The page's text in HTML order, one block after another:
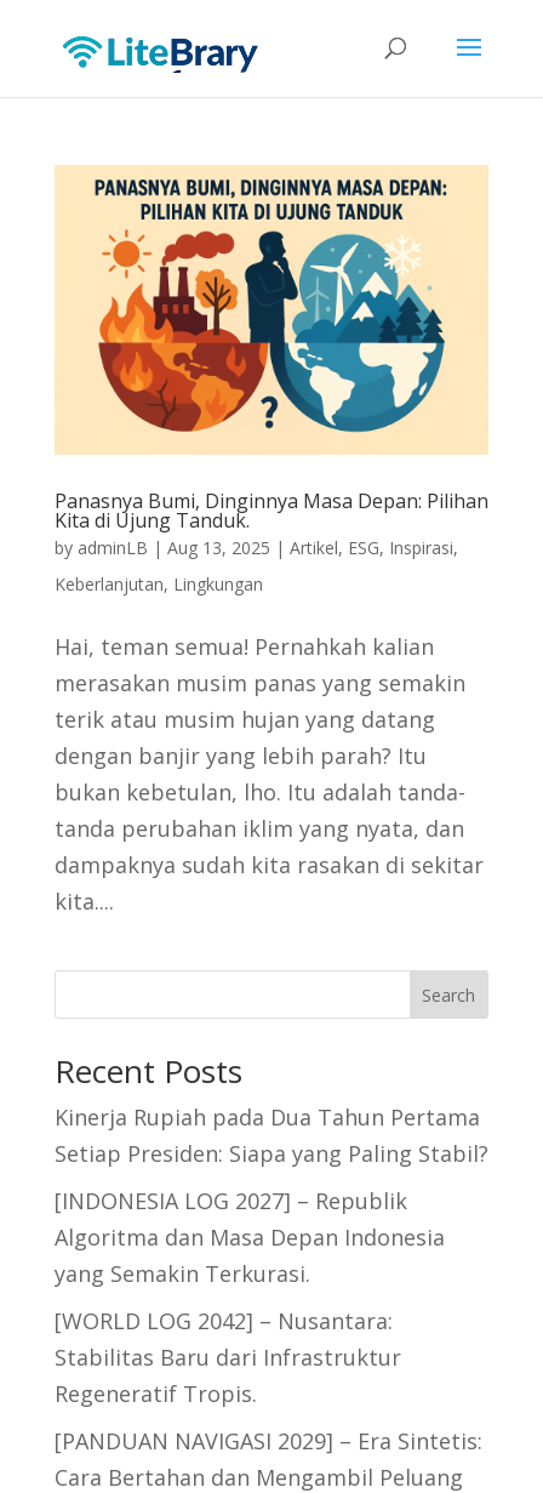
Panasnya Bumi, Dinginnya Masa Depan: Pilihan
Kita di Ujung Tanduk.
by adminLB | Aug 13, 2025 | Artikel, ESG, Inspirasi,
Keberlanjutan, Lingkungan
Hai, teman semua! Pernahkah kalian
merasakan musim panas yang semakin
terik atau musim hujan yang datang
dengan banjir yang lebih parah? Itu
bukan kebetulan, lho. Itu adalah tanda-
tanda perubahan iklim yang nyata, dan
dampaknya sudah kita rasakan di sekitar
kita....
Search
Recent Posts
Kinerja Rupiah pada Dua Tahun Pertama
Setiap Presiden: Siapa yang Paling Stabil?
[INDONESIA LOG 2027] – Republik
Algoritma dan Masa Depan Indonesia
yang Semakin Terkurasi.
[WORLD LOG 2042] – Nusantara:
Stabilitas Baru dari Infrastruktur
Regeneratif Tropis.
[PANDUAN NAVIGASI 2029] – Era Sintetis:
Cara Bertahan dan Mengambil Peluang